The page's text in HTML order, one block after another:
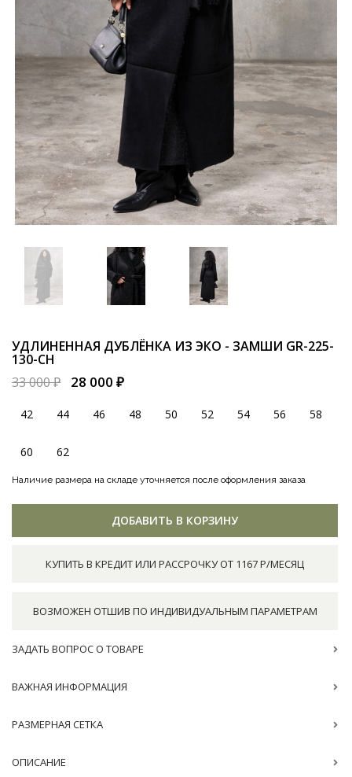
УДЛИНЕННАЯ ДУБЛЁНКА ИЗ ЭКО - ЗАМШИ GR-225-
130-CH
33 000 ₽
28 000 ₽
42 44 46 48 50 52 54 56 58
60 62
Наличие размера на складе уточняется после оформления заказа
ДОБАВИТЬ В КОРЗИНУ
КУПИТЬ В КРЕДИТ ИЛИ РАССРОЧКУ ОТ 1167 Р/МЕСЯЦ
ВОЗМОЖЕН ОТШИВ ПО ИНДИВИДУАЛЬНЫМ ПАРАМЕТРАМ
ЗАДАТЬ ВОПРОС О ТОВАРЕ
ВАЖНАЯ ИНФОРМАЦИЯ
РАЗМЕРНАЯ СЕТКА
ОПИСАНИЕ